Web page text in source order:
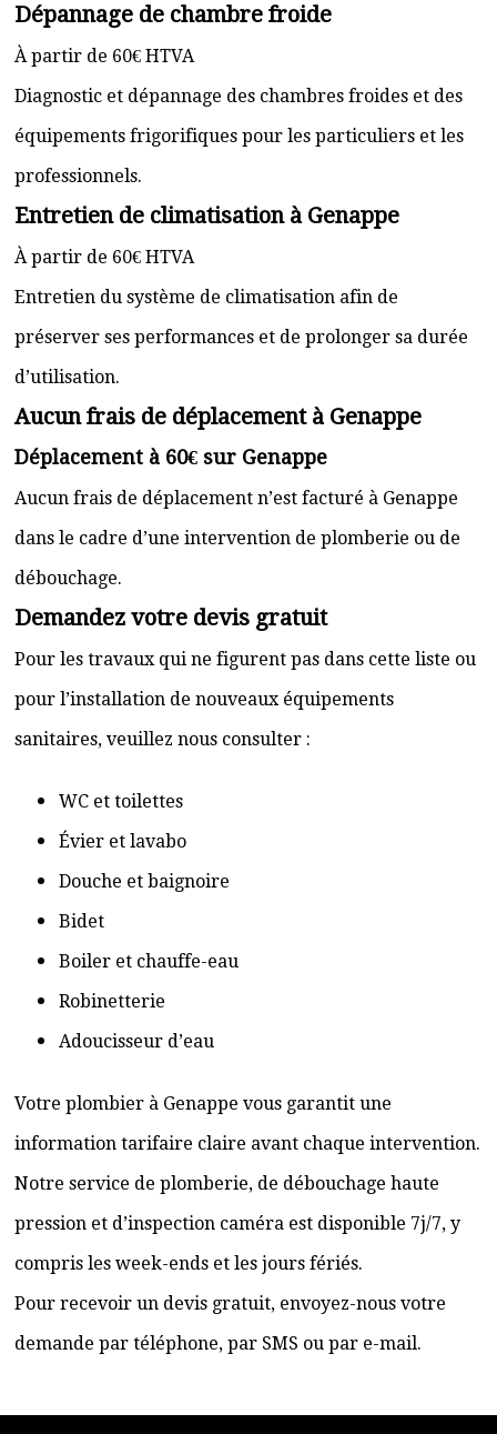
Dépannage de chambre froide
À partir de 60€ HTVA
Diagnostic et dépannage des chambres froides et des
équipements frigorifiques pour les particuliers et les
professionnels.
Entretien de climatisation à Genappe
À partir de 60€ HTVA
Entretien du système de climatisation afin de
préserver ses performances et de prolonger sa durée
d’utilisation.
Aucun frais de déplacement à Genappe
Déplacement à 60€ sur Genappe
Aucun frais de déplacement n’est facturé à Genappe
dans le cadre d’une intervention de plomberie ou de
débouchage.
Demandez votre devis gratuit
Pour les travaux qui ne figurent pas dans cette liste ou
pour l’installation de nouveaux équipements
sanitaires, veuillez nous consulter :
WC et toilettes
Évier et lavabo
Douche et baignoire
Bidet
Boiler et chauffe-eau
Robinetterie
Adoucisseur d’eau
Votre plombier à Genappe vous garantit une
information tarifaire claire avant chaque intervention.
Notre service de plomberie, de débouchage haute
pression et d’inspection caméra est disponible 7j/7, y
compris les week-ends et les jours fériés.
Pour recevoir un devis gratuit, envoyez-nous votre
demande par téléphone, par SMS ou par e-mail.